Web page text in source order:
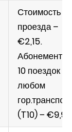
Стоимость
проезда –
€2,15.
Абонемент
10 поездок в
любом
(T10) – €9,95